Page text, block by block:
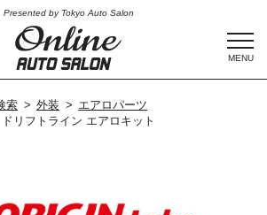
Presented by Tokyo Auto Salon
MENU
索 外装
エアロパーツ
リフトライン エアロキット